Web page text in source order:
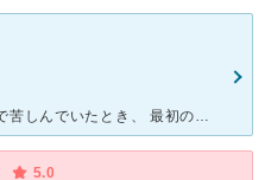
夜間、子供が39度を超える 高熱で苦しんでいたとき、 最初の病院で違う病院を当たってください と断られてしまいどおしようと戸惑い 獨協医科大学の救急に電話しました。 小児科の方で診察している
5.0